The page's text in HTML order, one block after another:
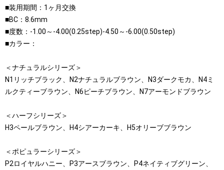
■装用期間：1ヶ月交換
■BC：8.6mm
■度数：-1.00～-4.00(0.25step)-4.50～-6.00(0.50step)
■カラー：
＜ナチュラルシリーズ＞
N1リッチブラック、N2ナチュラルブラウン、N3ダークモカ、N4ミ
ルクティーブラウン、N6ピーチブラウン、N7アーモンドブラウン
＜ハーフシリーズ＞
H3ペールブラウン、H4シアーカーキ、H5オリーブブラウン
＜ポピュラーシリーズ＞
P2ロイヤルハニー、P3アースブラウン、P4ネイティブグリーン、